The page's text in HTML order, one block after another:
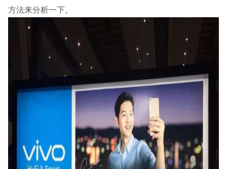
方法来分析一下。